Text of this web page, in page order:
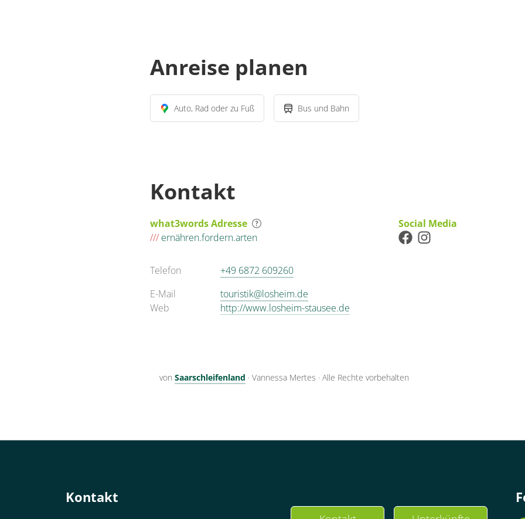
Anreise planen
Auto, Rad oder zu Fuß Bus und Bahn
Kontakt
what3words Adresse
/// ernähren.fordern.arten
Telefon
+49 6872 609260
E-Mail
touristik@losheim.de
Web
http://www.losheim-stausee.de
Social Media
von Saarschleifenland · Vannessa Mertes · Alle Rechte vorbehalten
Kontakt